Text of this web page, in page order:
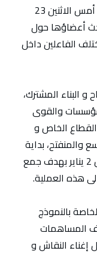
اجتمعت اللجنة الخاصة بالنموذج التنموي، أمس الاثنين 23
أعضاؤها حول
الفاعلين داخل
و البناء المشترك،
والقوى
والقطاع الخاص و
والمنفتح، بداية
من شهر يناير القادم، وتحديدا يوم الخميس 2 يناير بهدف جمع
هذه العملية.
بالنموذج
المساهمات
إغناء النقاش و